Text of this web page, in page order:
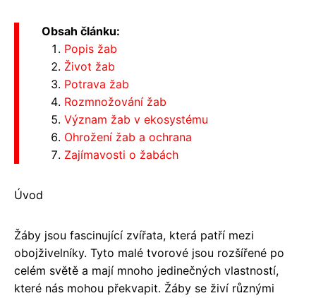
Obsah článku:
Popis žab
Život žab
Potrava žab
Rozmnožování žab
Význam žab v ekosystému
Ohrožení žab a ochrana
Zajímavosti o žabách
Úvod
Žáby jsou fascinující zvířata, která patří mezi
obojživelníky. Tyto malé tvorové jsou rozšířené po
celém světě a mají mnoho jedinečných vlastností,
které nás mohou překvapit. Žáby se živí různými